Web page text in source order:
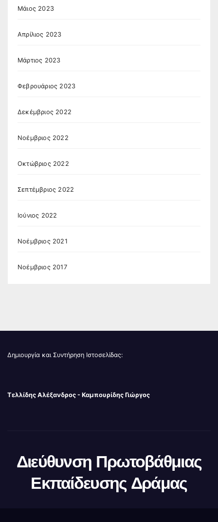
Μάιος 2023
Απρίλιος 2023
Μάρτιος 2023
Φεβρουάριος 2023
Δεκέμβριος 2022
Νοέμβριος 2022
Οκτώβριος 2022
Σεπτέμβριος 2022
Ιούνιος 2022
Νοέμβριος 2021
Νοέμβριος 2017
Δημιουργία και Συντήρηση Ιστοσελίδας:
Τελλίδης Αλέξανδρος - Καμπουρίδης Γιώργος
Διεύθυνση Πρωτοβάθμιας
Εκπαίδευσης Δράμας